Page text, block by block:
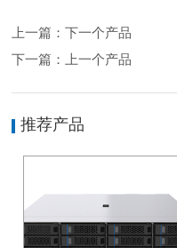
上一篇：下一个产品
下一篇：上一个产品
推荐产品